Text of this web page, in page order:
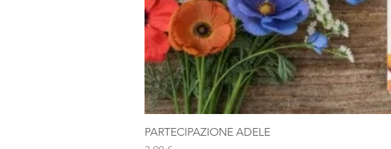
PARTECIPAZIONE ADELE